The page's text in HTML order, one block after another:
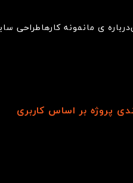
درباره ی مانمونه کارهاطراحی
پروژه بر اساس کاربری